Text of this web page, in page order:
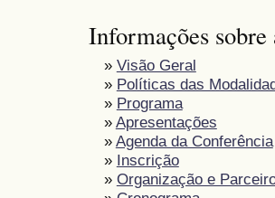
Informações
» Visão Geral
» Políticas das
» Programa
» Apresentações
» Agenda da Conferência
» Inscrição
» Organização e